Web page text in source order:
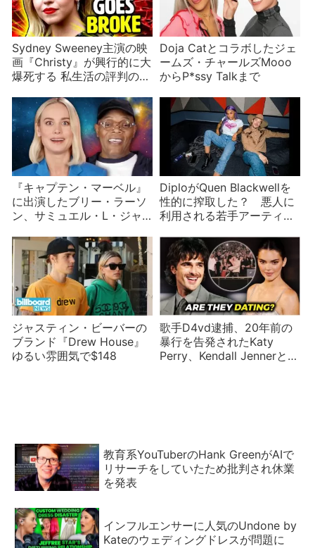
Sydney Sweeney主演の映
画『Christy』が興行的に大
爆死する 私生活の評判の悪
Doja Catとコラボしたジェ
ームズ・チャールズMooo
からP*ssy Talkまで
『キャプテン・マーベル』
に出演したブリー・ラーソ
ン、サミュエル・L・ジャ
す！ネタバレ注意
DiploがQuen Blackwellを
性的に搾取した？ 悪人に
利用される若手アーティス
ジャスティン・ビーバーの
ブランド『Drew House』
ゆるい雰囲気で$148
歌手D4vd逮捕、20年前の
暴行を告発されたKaty
Perry、Kendall Jennerと
教育系YouTuberのHank GreenがAIで
リサーチをしていたため批判され休業
を発表
インフルエンサーに人気のUndone by
Kateのウェディングドレスが問題に